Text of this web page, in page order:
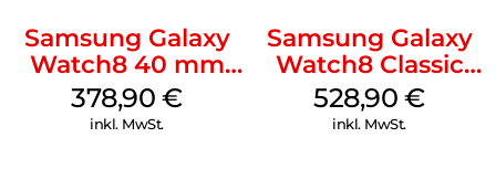
Samsung Galaxy
Watch8 40 mm
Graphite
378,90€
inkl. MwSt.
Samsung Galaxy
Watch8 Classic
Black
528,90€
inkl. MwSt.